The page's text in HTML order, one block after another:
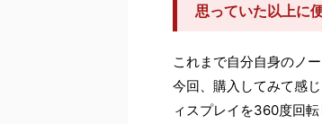
思っていた以上に
これまで自分自身のノ
今回、購入してみて感
ィスプレイを360度回